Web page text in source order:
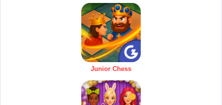
Junior Chess